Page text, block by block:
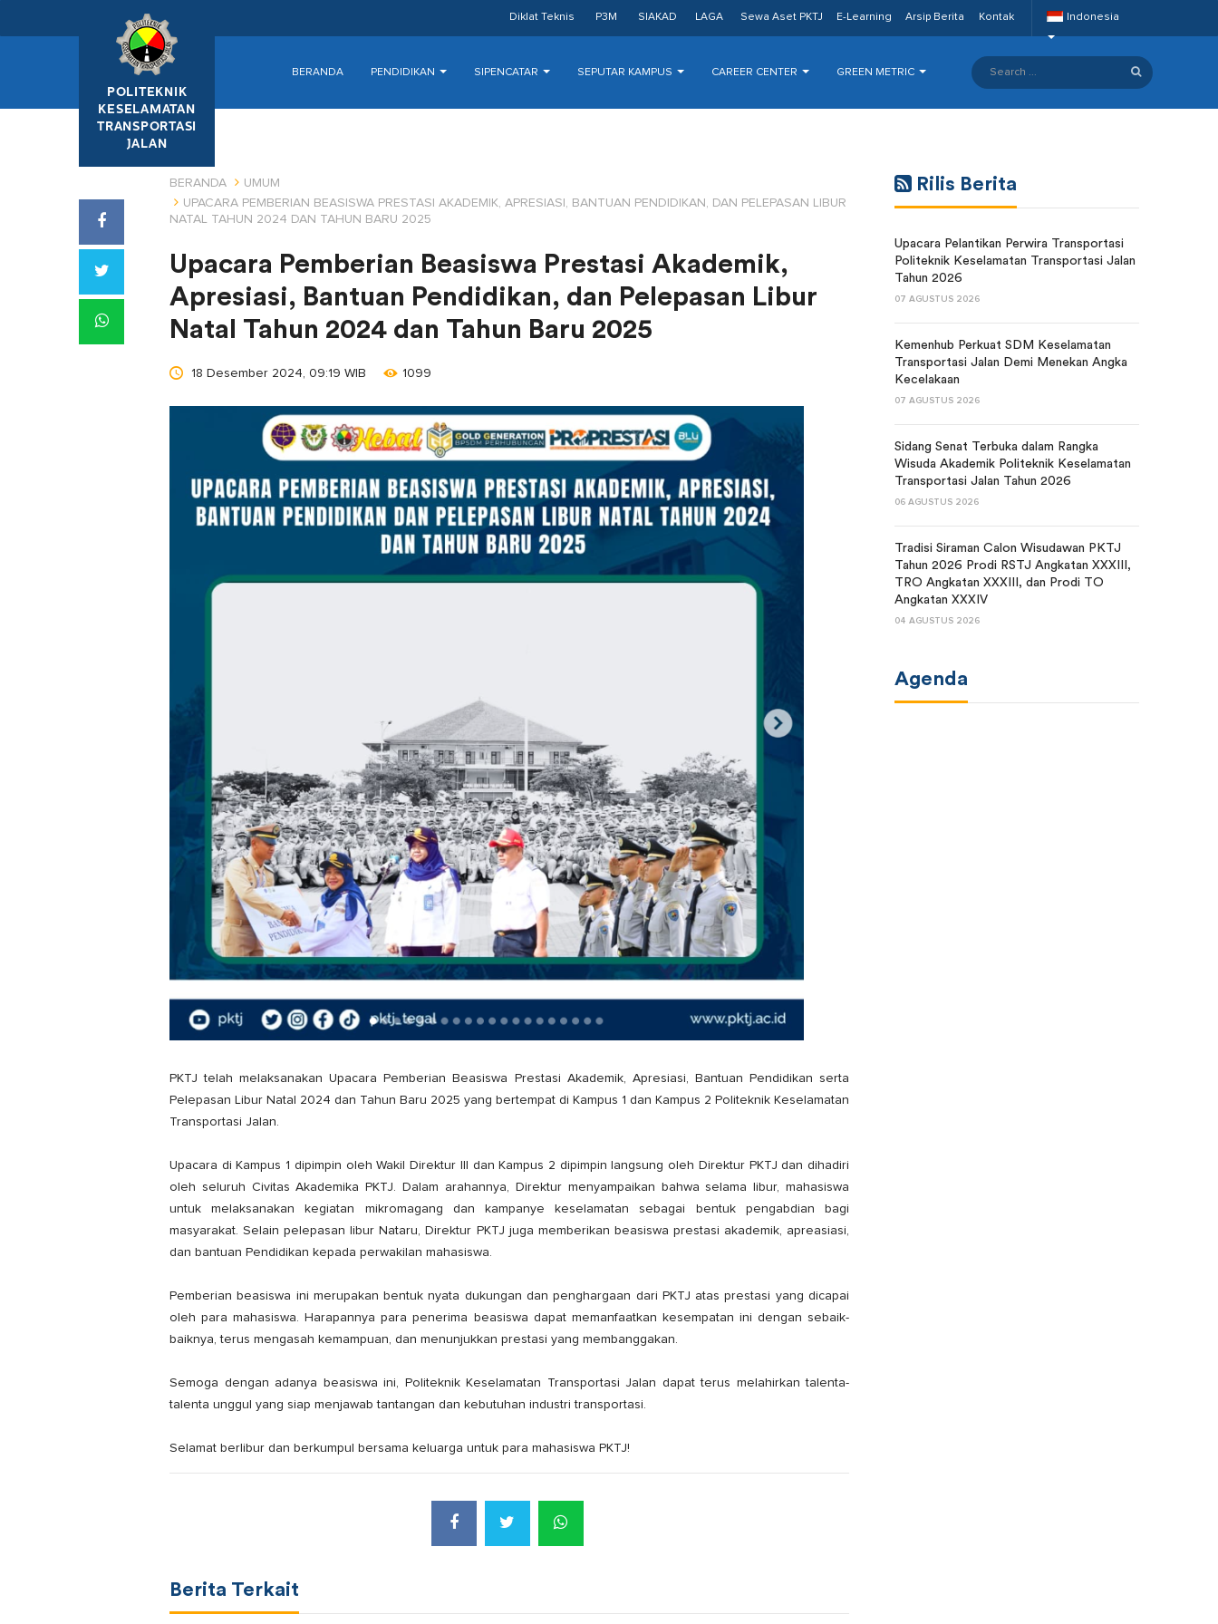
Diklat Teknis P3M SIAKAD LAGA Sewa Aset PKTJ E-Learning Arsip Berita Kontak Indonesia
POLITEKNIK
KESELAMATAN
TRANSPORTASI
JALAN
BERANDA PENDIDIKAN SIPENCATAR SEPUTAR KAMPUS CAREER CENTER GREEN METRIC
BERANDA
UMUM
UPACARA PEMBERIAN BEASISWA PRESTASI AKADEMIK, APRESIASI, BANTUAN PENDIDIKAN, DAN PELEPASAN LIBUR
NATAL TAHUN 2024 DAN TAHUN BARU 2025
Upacara Pemberian Beasiswa Prestasi Akademik,
Apresiasi, Bantuan Pendidikan, dan Pelepasan Libur
Natal Tahun 2024 dan Tahun Baru 2025
18 Desember 2024, 09:19 WIB 1099
PKTJ telah melaksanakan Upacara Pemberian Beasiswa Prestasi Akademik, Apresiasi, Bantuan Pendidikan serta
Pelepasan Libur Natal 2024 dan Tahun Baru 2025 yang bertempat di Kampus 1 dan Kampus 2 Politeknik Keselamatan
Transportasi Jalan.
Upacara di Kampus 1 dipimpin oleh Wakil Direktur III dan Kampus 2 dipimpin langsung oleh Direktur PKTJ dan dihadiri
oleh seluruh Civitas Akademika PKTJ. Dalam arahannya, Direktur menyampaikan bahwa selama libur, mahasiswa
untuk melaksanakan kegiatan mikromagang dan kampanye keselamatan sebagai bentuk pengabdian bagi
masyarakat. Selain pelepasan libur Nataru, Direktur PKTJ juga memberikan beasiswa prestasi akademik, apreasiasi,
dan bantuan Pendidikan kepada perwakilan mahasiswa.
Pemberian beasiswa ini merupakan bentuk nyata dukungan dan penghargaan dari PKTJ atas prestasi yang dicapai
oleh para mahasiswa. Harapannya para penerima beasiswa dapat memanfaatkan kesempatan ini dengan sebaik-
baiknya, terus mengasah kemampuan, dan menunjukkan prestasi yang membanggakan.
Semoga dengan adanya beasiswa ini, Politeknik Keselamatan Transportasi Jalan dapat terus melahirkan talenta-
talenta unggul yang siap menjawab tantangan dan kebutuhan industri transportasi.
Selamat berlibur dan berkumpul bersama keluarga untuk para mahasiswa PKTJ!
Berita Terkait
Rilis Berita
Upacara Pelantikan Perwira Transportasi
Politeknik Keselamatan Transportasi Jalan
Tahun 2026
07 AGUSTUS 2026
Kemenhub Perkuat SDM Keselamatan
Transportasi Jalan Demi Menekan Angka
Kecelakaan
07 AGUSTUS 2026
Sidang Senat Terbuka dalam Rangka
Wisuda Akademik Politeknik Keselamatan
Transportasi Jalan Tahun 2026
06 AGUSTUS 2026
Tradisi Siraman Calon Wisudawan PKTJ
Tahun 2026 Prodi RSTJ Angkatan XXXIII,
TRO Angkatan XXXIII, dan Prodi TO
Angkatan XXXIV
04 AGUSTUS 2026
Agenda